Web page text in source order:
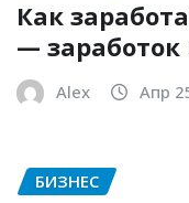
Как
— заработок
Alex Апр
БИЗНЕС